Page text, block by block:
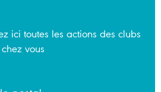
ici toutes les actions des clubs
vous